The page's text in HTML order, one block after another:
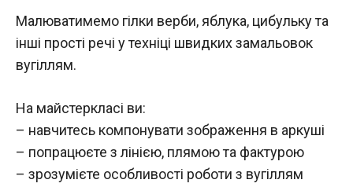
Малюватимемо гілки верби, яблука, цибульку та
інші прості речі у техніці швидких замальовок
вугіллям.
На майстеркласі ви:
– навчитесь компонувати зображення в аркуші
– попрацюєте з лінією, плямою та фактурою
– зрозумієте особливості роботи з вугіллям